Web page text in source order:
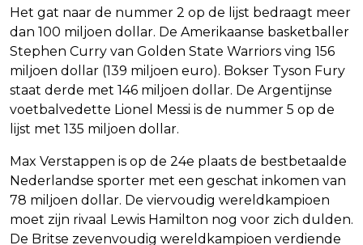
Het gat naar de nummer 2 op de lijst bedraagt meer
dan 100 miljoen dollar. De Amerikaanse basketballer
Stephen Curry van Golden State Warriors ving 156
miljoen dollar (139 miljoen euro). Bokser Tyson Fury
staat derde met 146 miljoen dollar. De Argentijnse
voetbalvedette Lionel Messi is de nummer 5 op de
lijst met 135 miljoen dollar.
Max Verstappen is op de 24e plaats de bestbetaalde
Nederlandse sporter met een geschat inkomen van
78 miljoen dollar. De viervoudig wereldkampioen
moet zijn rivaal Lewis Hamilton nog voor zich dulden.
De Britse zevenvoudig wereldkampioen verdiende